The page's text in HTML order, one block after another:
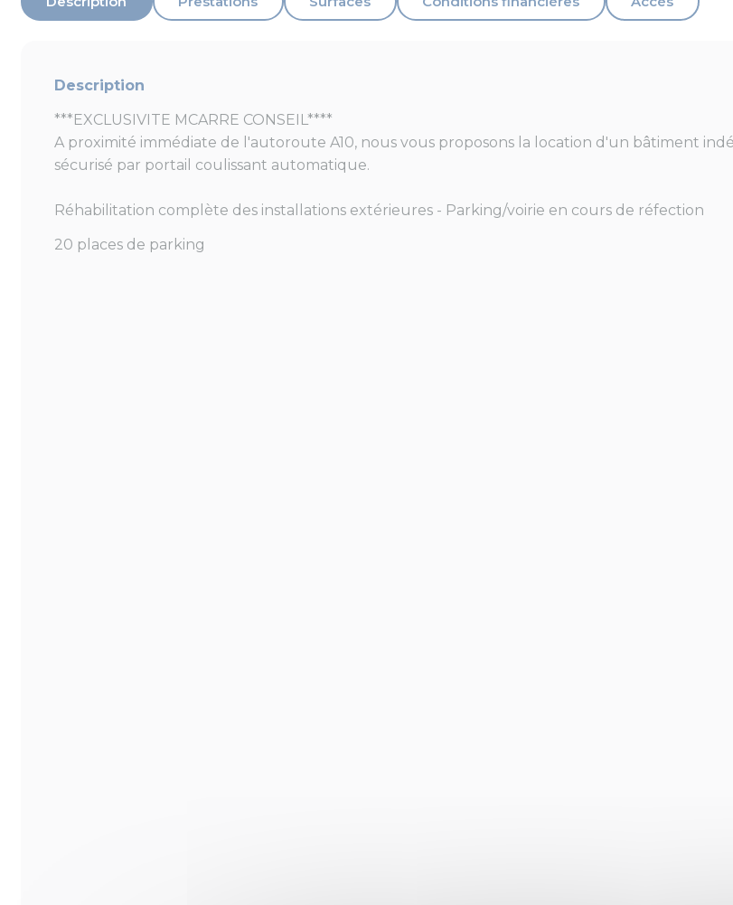
Description
***EXCLUSIVITE MCARRE CONSEIL****
A proximité immédiate de l'autoroute A10, nous vous proposons la location d'un bâtiment
sécurisé par portail coulissant automatique.
Réhabilitation complète des installations extérieures - Parking/voirie en cours de réfection
20 places de parking